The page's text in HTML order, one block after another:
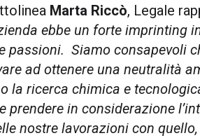
Marta Riccò, Legale
ebbe un forte imprinting
passioni. Siamo consapevoli
ad ottenere una neutralità
la ricerca chimica e
prendere in considerazione
nostre lavorazioni con